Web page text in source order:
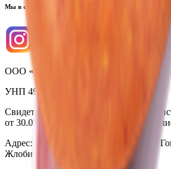
Мы в соцсетях
ООО «Торговая сеть «Продмир»
УНП 490314725
Свидетельство о государственной
от 30.05.2003г выдано Гомельским
Адрес: 247210, Республика Беларусь,
Жлобин, ул. Козлова 2-А